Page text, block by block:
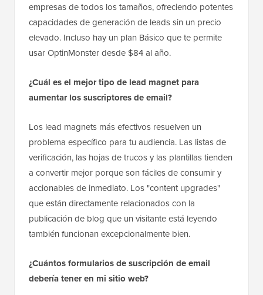
empresas de todos los tamaños, ofreciendo potentes
capacidades de generación de leads sin un precio
elevado. Incluso hay un plan Básico que te permite
usar OptinMonster desde $84 al año.
¿Cuál es el mejor tipo de lead magnet para
aumentar los suscriptores de email?
Los lead magnets más efectivos resuelven un
problema específico para tu audiencia. Las listas de
verificación, las hojas de trucos y las plantillas tienden
a convertir mejor porque son fáciles de consumir y
accionables de inmediato. Los "content upgrades"
que están directamente relacionados con la
publicación de blog que un visitante está leyendo
también funcionan excepcionalmente bien.
¿Cuántos formularios de suscripción de email
debería tener en mi sitio web?